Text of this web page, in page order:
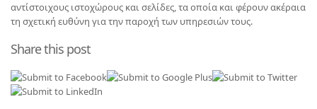
αντίστοιχους ιστοχώρους και σελίδες, τα οποία και φέρουν ακέραια
τη σχετική ευθύνη για την παροχή των υπηρεσιών τους.
Share this post